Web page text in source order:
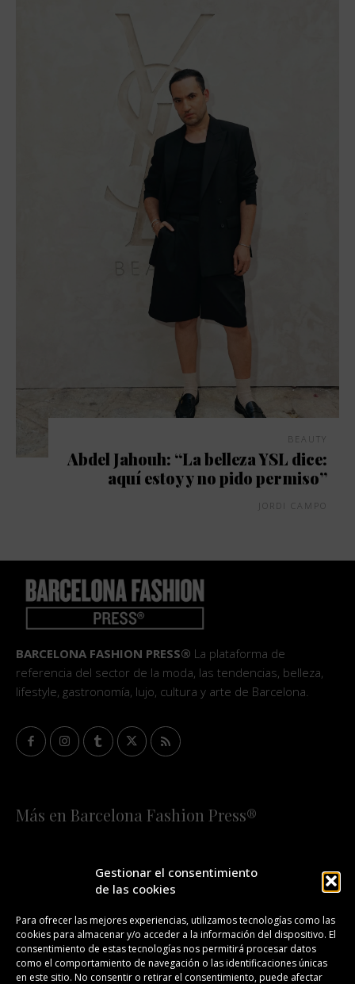
Gestionar el consentimiento
de las cookies
Para ofrecer las mejores experiencias, utilizamos tecnologías como las
cookies para almacenar y/o acceder a la información del dispositivo. El
consentimiento de estas tecnologías nos permitirá procesar datos
como el comportamiento de navegación o las identificaciones únicas
en este sitio. No consentir o retirar el consentimiento, puede afectar
BEAUTY
Abdel Jahouh: “La belleza YSL dice:
aquí estoy y no pido permiso”
JORDI CAMPO
BARCELONA FASHION PRESS® La plataforma de
referencia del sector de la moda, las tendencias, belleza,
lifestyle, gastronomía, lujo, cultura y arte de Barcelona.
Más en Barcelona Fashion Press®
¡SUSCRÍBETE A NUESTRA FASHION NEWS!
CONTACTO REDACCIÓN PUBLICIDAD
ISSN 2385-4839 DL B 27443-2014